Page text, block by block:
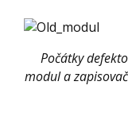
Počátky
modul a